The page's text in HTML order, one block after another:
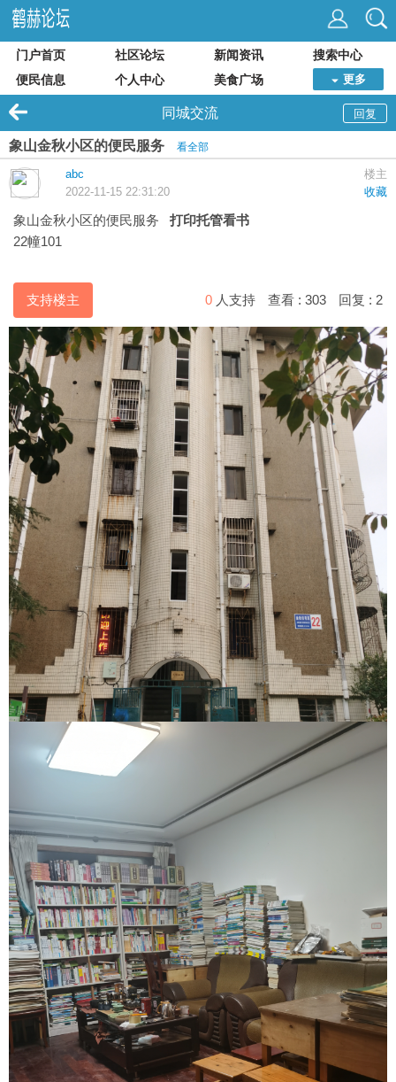
门户首页 社区论坛 新闻资讯
搜索中心
便民信息
个人中心 美食广场 更多
回复
同城交流
象山金秋小区的便民服务 看全部
楼主
abc
收藏
2022-11-15 22:31:20
象山金秋小区的便民服务 打印托管看书
22幢101
支持楼主 0 人支持 查看 : 303 回复 : 2